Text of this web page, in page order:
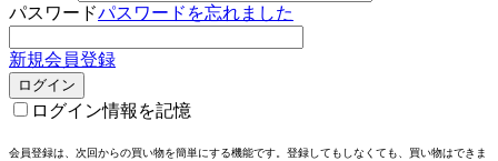
パスワードパスワードを忘れました
新規会員登録
ログイン
ログイン情報を記憶
会員登録は、次回からの買い物を簡単にする機能です。登録してもしなくても、買い物はできま